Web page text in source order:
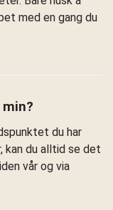
med en gang du
du har
kan du alltid se det
vår og via